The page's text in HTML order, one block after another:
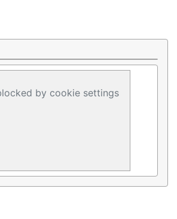
by cookie settings